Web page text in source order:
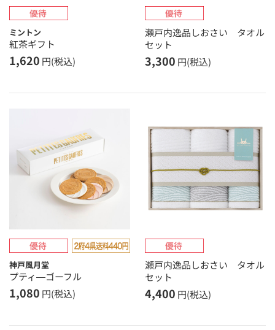
ミントン
紅茶ギフト
1,620 円(税込)
瀬戸内逸品しおさい タオル
セット
3,300 円(税込)
神戸風月堂
プティ―ゴーフル
1,080 円(税込)
瀬戸内逸品しおさい タオル
セット
4,400 円(税込)